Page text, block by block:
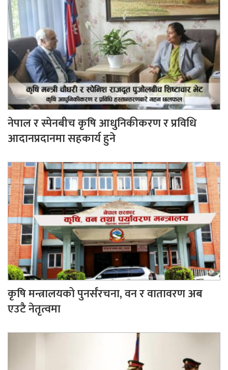
नेपाल र स्पेनबीच कृषि आधुनिकीकरण र प्रविधि
आदानप्रदानमा सहकार्य हुने
कृषि मन्त्रालयको पुनर्संरचना, वन र वातावरण अब
एउटै नेतृत्वमा